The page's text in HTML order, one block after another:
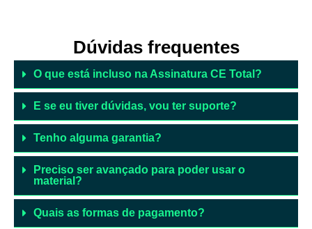
Dúvidas frequentes
O que está incluso na Assinatura CE Total?
E se eu tiver dúvidas, vou ter suporte?
Tenho alguma garantia?
Preciso ser avançado para poder usar o
material?
Quais as formas de pagamento?